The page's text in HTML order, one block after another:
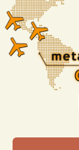
Schede primarie